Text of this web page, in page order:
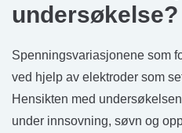
undersøkelse?
Spenningsvariasjonene som
ved hjelp av elektroder som
Hensikten med
under innsovning, søvn og